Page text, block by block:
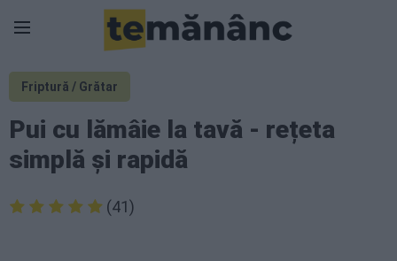
Friptură / Grătar
Pui cu lămâie la tavă - rețeta
simplă și rapidă
(41)